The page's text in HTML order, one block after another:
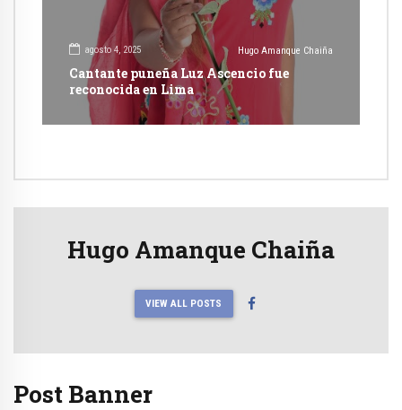
agosto 4, 2025 Hugo Amanque Chaiña
Cantante puneña Luz Ascencio fue
reconocida en Lima
Hugo Amanque Chaiña
VIEW ALL POSTS
Post Banner